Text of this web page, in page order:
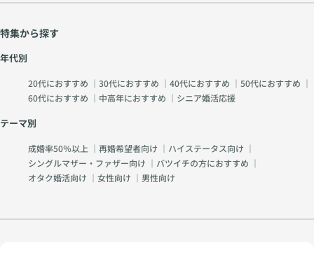
特集から探す
年代別
20代におすすめ ｜ 30代におすすめ ｜ 40代におすすめ ｜ 50代におすすめ ｜
60代におすすめ ｜ 中高年におすすめ ｜ シニア婚活応援
テーマ別
成婚率50％以上 ｜ 再婚希望者向け ｜ ハイステータス向け ｜
シングルマザー・ファザー向け ｜ バツイチの方におすすめ ｜
オタク婚活向け ｜ 女性向け ｜ 男性向け